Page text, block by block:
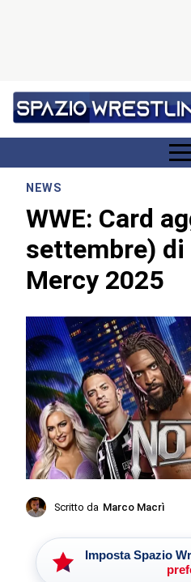
NEWS
WWE: Card
settembre) di
Mercy 2025
Scritto da Marco Macrì
Imposta Spazio